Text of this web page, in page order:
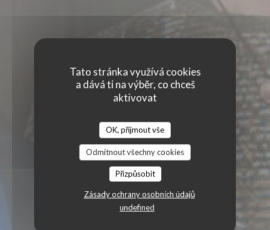
Tato stránka využívá cookies
a dává ti na výběr, co chceš
aktivovat
OK, přijmout vše
Odmítnout všechny cookies
Přizpůsobit
Zásady ochrany osobních údajů
undefined